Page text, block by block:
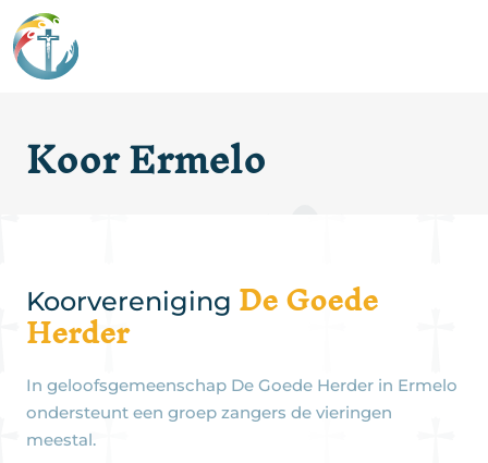
Koor Ermelo
Koorvereniging De Goede
Herder
In geloofsgemeenschap De Goede Herder in Ermelo
ondersteunt een groep zangers de vieringen
meestal.